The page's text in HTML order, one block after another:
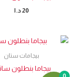
20 د.ا
بيجامات ستان
بيجاما بنطلون